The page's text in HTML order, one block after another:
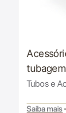
Tubos e
Saiba mais